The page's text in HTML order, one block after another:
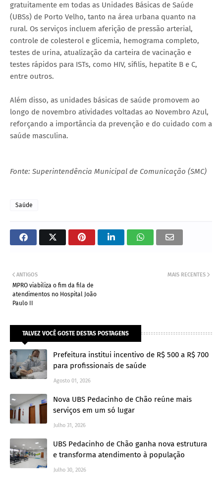
gratuitamente em todas as Unidades Básicas de Saúde
(UBSs) de Porto Velho, tanto na área urbana quanto na
rural. Os serviços incluem aferição de pressão arterial,
controle de colesterol e glicemia, hemograma completo,
testes de urina, atualização da carteira de vacinação e
testes rápidos para ISTs, como HIV, sífilis, hepatite B e C,
entre outros.
Além disso, as unidades básicas de saúde promovem ao
longo de novembro atividades voltadas ao Novembro Azul,
reforçando a importância da prevenção e do cuidado com a
saúde masculina.
Fonte: Superintendência Municipal de Comunicação (SMC)
Saúde
MAIS RECENTES
ANTIGOS
MPRO viabiliza o fim da fila de
atendimentos no Hospital João
Paulo II
TALVEZ VOCÊ GOSTE DESTAS POSTAGENS
Prefeitura institui incentivo de R$ 500 a R$ 700
para profissionais de saúde
Agosto 01, 2026
Nova UBS Pedacinho de Chão reúne mais
serviços em um só lugar
Julho 31, 2026
UBS Pedacinho de Chão ganha nova estrutura
e transforma atendimento à população
Julho 30, 2026